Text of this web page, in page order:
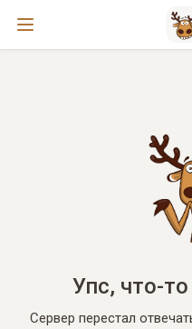
Упс, что-
Сервер перестал